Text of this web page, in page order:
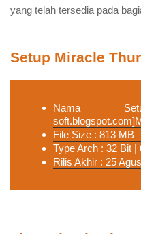
yang telah tersedia pada
Setup Miracle
Nama
File Size : 813 MB
Type Arch : 32 Bit |
Rilis Akhir : 25